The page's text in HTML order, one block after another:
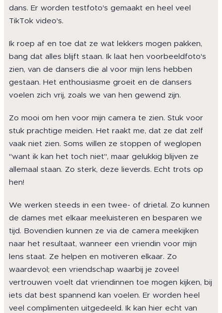
dans. Er worden testfoto's gemaakt en heel veel
TikTok video's.
Ik roep af en toe dat ze wat lekkers mogen pakken,
bang dat alles blijft staan. Ik laat hen voorbeeldfoto's
zien, van de dansers die al voor mijn lens hebben
gestaan. Het enthousiasme groeit en de dansers
voelen zich vrij, zoals we van hen gewend zijn.
Zo mooi om hen voor mijn camera te zien. Stuk voor
stuk prachtige meiden. Het raakt me, dat ze dat zelf
vaak niet zien. Soms willen ze stoppen of weglopen
"want ik kan het toch niet", maar gelukkig blijven ze
allemaal staan. Zo sterk, deze lieverds. Echt trots op
hen!
We werken steeds in een twee- of drietal. Zo kunnen
de dames met elkaar meeluisteren en besparen we
tijd. Bovendien kunnen ze via de camera meekijken
naar het resultaat, wanneer een vriendin voor mijn
lens staat. Ze helpen en motiveren elkaar. Zo
waardevol; een vriendschap waarbij je zoveel
vertrouwen voelt dat vriendinnen toe mogen kijken, bij
iets dat best spannend kan voelen. Er worden heel
veel complimenten uitgedeeld. Ik kan hier echt van